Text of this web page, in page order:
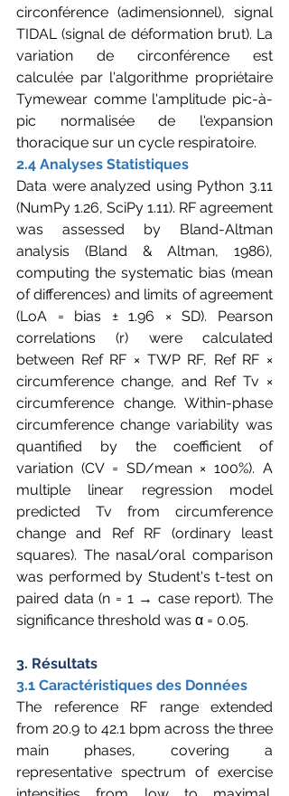
circonférence (adimensionnel), signal
TIDAL (signal de déformation brut). La
variation de circonférence est
calculée par l'algorithme propriétaire
Tymewear comme l'amplitude pic-à-
pic normalisée de l'expansion
thoracique sur un cycle respiratoire.
2.4 Analyses Statistiques
Data were analyzed using Python 3.11
(NumPy 1.26, SciPy 1.11). RF agreement
was assessed by Bland-Altman
analysis (Bland & Altman, 1986),
computing the systematic bias (mean
of differences) and limits of agreement
(LoA = bias ± 1.96 × SD). Pearson
correlations (r) were calculated
between Ref RF × TWP RF, Ref RF ×
circumference change, and Ref Tv ×
circumference change. Within-phase
circumference change variability was
quantified by the coefficient of
variation (CV = SD/mean × 100%). A
multiple linear regression model
predicted Tv from circumference
change and Ref RF (ordinary least
squares). The nasal/oral comparison
was performed by Student's t-test on
paired data (n = 1 → case report). The
significance threshold was α = 0.05.
3. Résultats
3.1 Caractéristiques des Données
The reference RF range extended
from 20.9 to 42.1 bpm across the three
main phases, covering a
representative spectrum of exercise